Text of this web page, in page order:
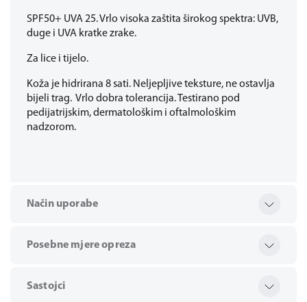
SPF50+ UVA 25. Vrlo visoka zaštita širokog spektra: UVB,
duge i UVA kratke zrake.
Za lice i tijelo.
Koža je hidrirana 8 sati. Neljepljive teksture, ne ostavlja
bijeli trag. Vrlo dobra tolerancija. Testirano pod
pedijatrijskim, dermatološkim i oftalmološkim
nadzorom.
Način uporabe
Posebne mjere opreza
Sastojci